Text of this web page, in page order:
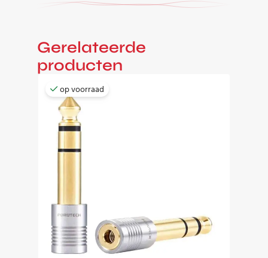
Gerelateerde
producten
op voorraad